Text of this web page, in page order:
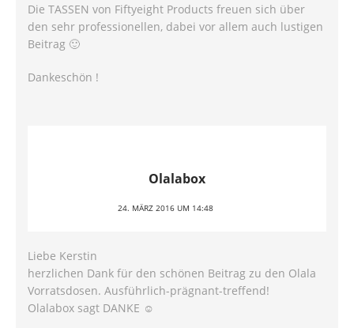
Die TASSEN von Fiftyeight Products freuen sich über
den sehr professionellen, dabei vor allem auch lustigen
Beitrag 🙂
Dankeschön !
Olalabox
24. MÄRZ 2016 UM 14:48
Liebe Kerstin
herzlichen Dank für den schönen Beitrag zu den Olala
Vorratsdosen. Ausführlich-prägnant-treffend!
Olalabox sagt DANKE ☺